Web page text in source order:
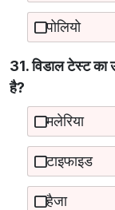
पोलियो
31. विडाल टेस्ट का
है?
मलेरिया
टाइफाइड
हैजा